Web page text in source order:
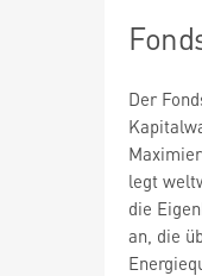
Der
legt
die
an, die